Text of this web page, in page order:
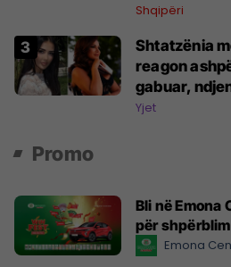
mbijetesë
Shqipëri
Shtatzënia
reagon
gabuar,
mund t'ia
Yjet
Promo
Bli në Emona
për
Emona